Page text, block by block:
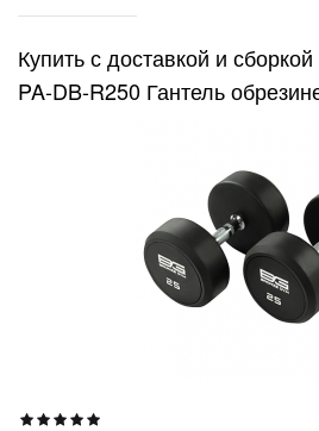
Купить с доставкой и
PA-DB-R250 Гантель